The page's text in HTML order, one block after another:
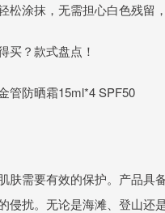
松涂抹，无需担心白色残留
买？款式盘点！
管防晒霜15ml*4 SPF50
肤需要有效的保护。产品具
侵扰。无论是海滩、登山还